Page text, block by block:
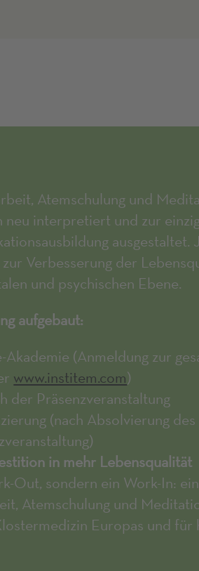
Atemschulung und
interpretiert und zur
ausgestaltet.
Verbesserung der
und psychischen Ebene.
aufgebaut:
Akademie (Anmeldung zur
www.institem.com)
der Präsenzveranstaltung
(nach Absolvierung
in mehr Lebensqualität
Out, sondern ein Work-In:
Atemschulung und
Europas und für